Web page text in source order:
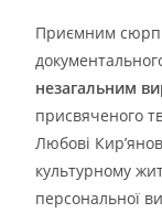
Приємним
незагальним
присвяченого
Любові
культурному
персональної